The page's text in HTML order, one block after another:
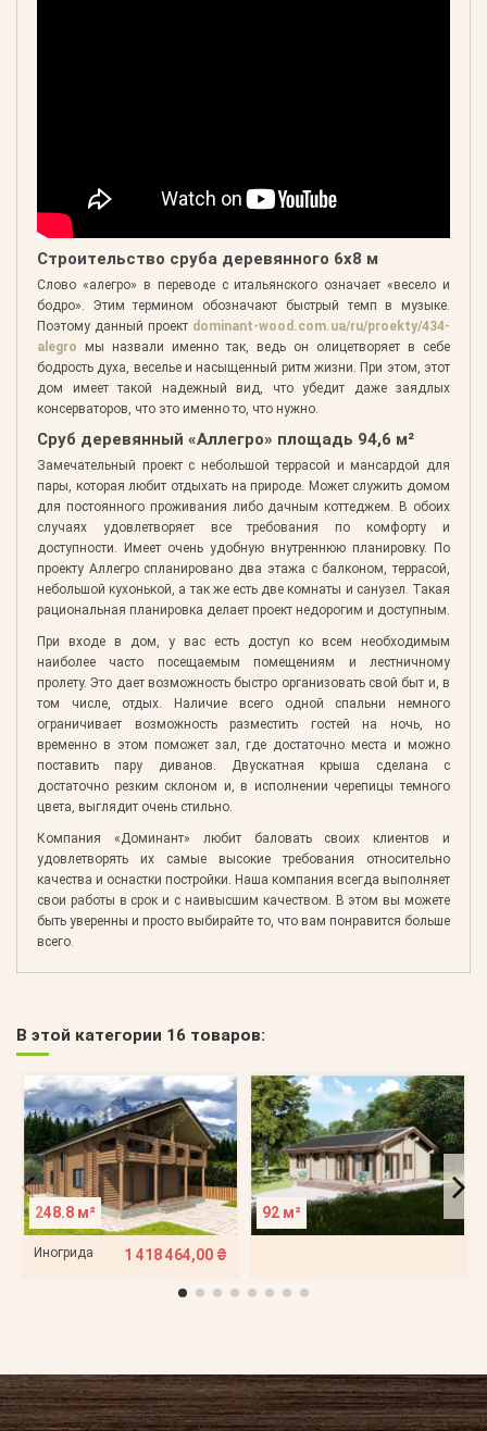
Строительство сруба деревянного 6х8 м
Слово «алегро» в переводе с итальянского означает «весело и
бодро». Этим термином обозначают быстрый темп в музыке.
Поэтому данный проект dominant-wood.com.ua/ru/proekty/434-
alegro мы назвали именно так, ведь он олицетворяет в себе
бодрость духа, веселье и насыщенный ритм жизни. При этом, этот
дом имеет такой надежный вид, что убедит даже заядлых
консерваторов, что это именно то, что нужно.
Сруб деревянный «Аллегро» площадь 94,6 м²
Замечательный проект с небольшой террасой и мансардой для
пары, которая любит отдыхать на природе. Может служить домом
для постоянного проживания либо дачным коттеджем. В обоих
случаях удовлетворяет все требования по комфорту и
доступности. Имеет очень удобную внутреннюю планировку. По
проекту Аллегро спланировано два этажа с балконом, террасой,
небольшой кухонькой, а так же есть две комнаты и санузел. Такая
рациональная планировка делает проект недорогим и доступным.
При входе в дом, у вас есть доступ ко всем необходимым
наиболее часто посещаемым помещениям и лестничному
пролету. Это дает возможность быстро организовать свой быт и, в
том числе, отдых. Наличие всего одной спальни немного
ограничивает возможность разместить гостей на ночь, но
временно в этом поможет зал, где достаточно места и можно
поставить пару диванов. Двускатная крыша сделана с
достаточно резким склоном и, в исполнении черепицы темного
цвета, выглядит очень стильно.
Компания «Доминант» любит баловать своих клиентов и
удовлетворять их самые высокие требования относительно
качества и оснастки постройки. Наша компания всегда выполняет
свои работы в срок и с наивысшим качеством. В этом вы можете
быть уверенны и просто выбирайте то, что вам понравится больше
всего.
В этой категории 16 товаров:
248.8 м²
Иногрида 1 418 464,00 ₴
92 м²